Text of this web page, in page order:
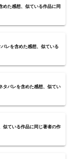
めた感想、似ている作品に同
レを含めた感想、似ている
タバレを含めた感想、似てい
似ている作品に同じ著者の作